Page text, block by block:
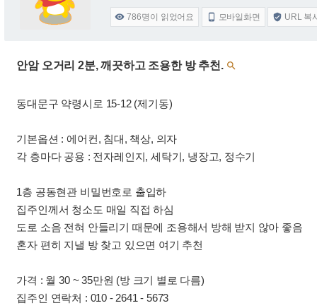
 786명이 읽었어요  모바일화면  URL 복
안암 오거리 2분, 깨끗하고 조용한 방 추천. 
동대문구 약령시로 15-12 (제기동)
기본옵션 : 에어컨, 침대, 책상, 의자
각 층마다 공용 : 전자레인지, 세탁기, 냉장고, 정수기
1층 공동현관 비밀번호로 출입하
집주인께서 청소도 매일 직접 하심
도로 소음 전혀 안들리기 때문에 조용해서 방해 받지 않아 좋음
혼자 편히 지낼 방 찾고 있으면 여기 추천
가격 : 월 30 ~ 35만원 (방 크기 별로 다름)
집주인 연락처 : 010 - 2641 - 5673